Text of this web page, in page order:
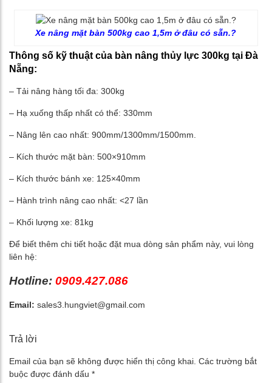
Xe nâng mặt bàn 500kg cao 1,5m ở đâu có sẵn.?
Thông số kỹ thuật của bàn nâng thủy lực 300kg tại Đà
Nẵng:
– Tải nâng hàng tối đa: 300kg
– Hạ xuống thấp nhất có thể: 330mm
– Nâng lên cao nhất: 900mm/1300mm/1500mm.
– Kích thước mặt bàn: 500×910mm
– Kích thước bánh xe: 125×40mm
– Hành trình nâng cao nhất: <27 lần
– Khối lượng xe: 81kg
Để biết thêm chi tiết hoặc đặt mua dòng sản phẩm này, vui lòng
liên hệ:
Hotline: 0909.427.086
Email: sales3.hungviet@gmail.com
Trả lời
Email của bạn sẽ không được hiển thị công khai. Các trường bắt
buộc được đánh dấu *